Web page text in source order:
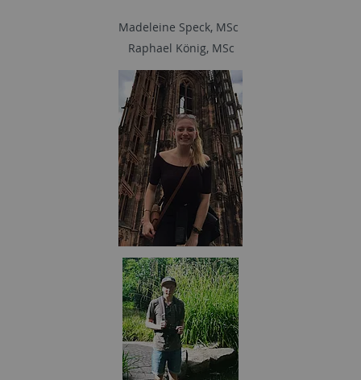
Madeleine Speck, MSc
Raphael König, MSc